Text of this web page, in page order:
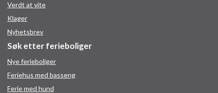
Verdt at vite
Klager
Nyhetsbrev
Søk etter ferieboliger
Nye ferieboliger
Feriehus med basseng
Ferie med hund